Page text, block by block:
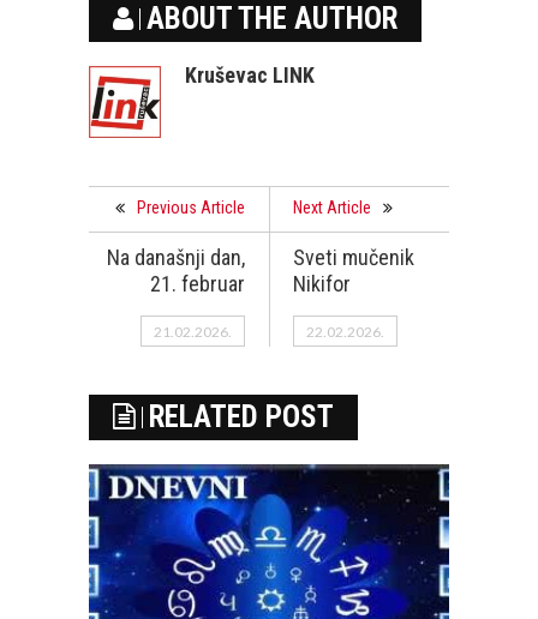
ABOUT THE AUTHOR
Kruševac LINK
Previous Article
Na današnji dan,
21. februar
21.02.2026.
Next Article
Sveti mučenik
Nikifor
22.02.2026.
RELATED POST